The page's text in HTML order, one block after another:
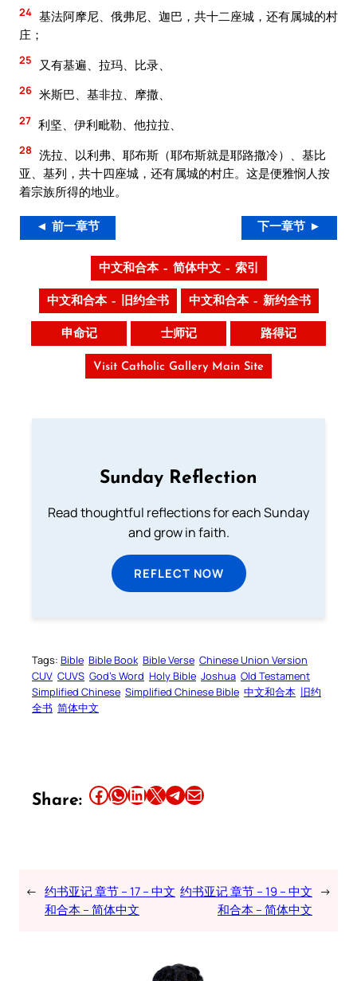
24 基法阿摩尼、俄弗尼、迦巴，共十二座城，还有属城的村
庄；
25 又有基遍、拉玛、比录、
26 米斯巴、基非拉、摩撒、
27 利坚、伊利毗勒、他拉拉、
28 洗拉、以利弗、耶布斯（耶布斯就是耶路撒冷）、基比
亚、基列，共十四座城，还有属城的村庄。这是便雅悯人按
着宗族所得的地业。
◄ 前一章节 下一章节 ►
中文和合本 – 简体中文 – 索引
中文和合本 – 旧约全书 中文和合本 – 新约全书
申命记 士师记 路得记
Visit Catholic Gallery Main Site
Sunday Reflection
Read thoughtful reflections for each Sunday
and grow in faith.
REFLECT NOW
Tags: Bible Bible Book Bible Verse Chinese Union Version
CUV CUVS God’s Word Holy Bible Joshua Old Testament
Simplified Chinese Simplified Chinese Bible 中文和合本 旧约
全书 简体中文
Share: Share this article on Facebook Share this article on WhatsApp Share this article on LinkedIn Share this article on X Share this article on TelegramEmail this Article
← 约书亚记 章节 – 17 – 中文
和合本 – 简体中文
约书亚记 章节 – 19 – 中文
和合本 – 简体中文
→